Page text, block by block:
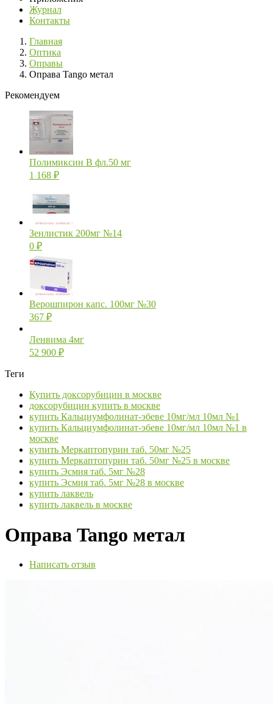
Журнал
Контакты
Главная
Оптика
Оправы
Оправа Tango метал
Рекомендуем
Полимиксин В фл.50 мг
1 168 ₽
Зенлистик 200мг №14
0 ₽
Верошпирон капс. 100мг №30
367 ₽
Ленвима 4мг
52 900 ₽
Теги
Купить доксорубицин в москве
доксорубицин купить в москве
купить Кальциумфолинат-эбеве 10мг/мл 10мл №1
купить Кальциумфолинат-эбеве 10мг/мл 10мл №1 в
москве
купить Меркаптопурин таб. 50мг №25
купить Меркаптопурин таб. 50мг №25 в москве
купить Эсмия таб. 5мг №28
купить Эсмия таб. 5мг №28 в москве
купить лаквель
купить лаквель в москве
Оправа Tango метал
Написать отзыв